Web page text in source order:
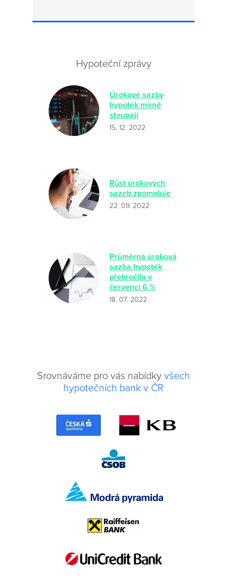
Hypoteční zprávy
Úrokové sazby
hypoték mírně
stoupají
15. 12. 2022
Růst úrokových
sazeb zpomaluje
22. 09. 2022
Průměrná úroková
sazba hypoték
překročila v
červenci 6 %
18. 07. 2022
Srovnáváme pro vás nabídky všech
hypotečních bank v ČR